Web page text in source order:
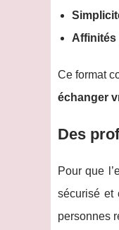
Affinités
Ce format
échanger
Des
Pour que
sécurisé et
personnes